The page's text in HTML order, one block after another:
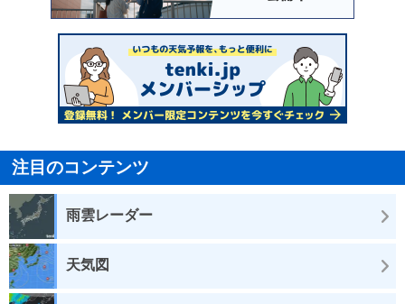
注目のコンテンツ
雨雲レーダー
天気図